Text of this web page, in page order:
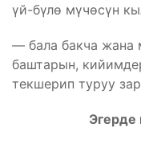
үй-бүлө мүчөсүн
— бала бакча жана
баштарын,
текшерип туруу
Эгерде